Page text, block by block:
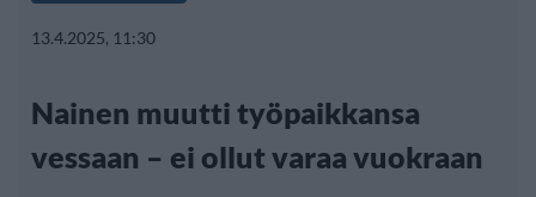
13.4.2025, 11:30
Nainen muutti työpaikkansa
vessaan – ei ollut varaa vuokraan